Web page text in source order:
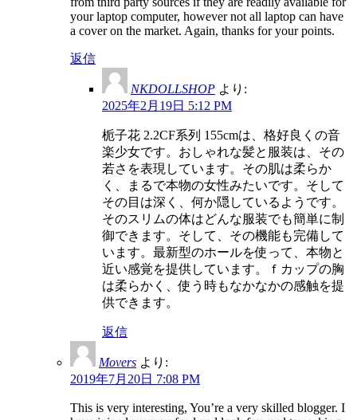
your laptop computer, however not all laptop can have
a cover on the market. Again, thanks for your points.
返信
NKDOLLSHOP より:
2025年2月19日 5:12 PM
栀子花 2.2CF系列 155cmは、格好良くの音
楽少女です。おしゃれな髪と服装は、その
若さを表現しています。その肌は柔らか
く、まるで本物の女性みたいです。そして
その目は深く、何か隠しているようです。
そのスリムの体はどんな服装でも簡単に制
御できます。そして、その機能も完備して
います。最新型のホールを使って、本物と
近い感覚を提供しています。ｆカップの胸
は柔らかく、使う時もなかなかの感触を提
供できます。
返信
Movers より:
2019年7月20日 7:08 PM
This is very interesting, You’re a very skilled blogger. I